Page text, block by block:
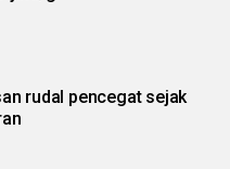
rudal pencegat sejak